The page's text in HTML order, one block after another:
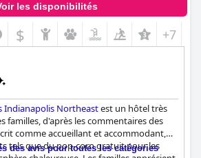
les disponibilités
$ +7
Indianapolis Northeastest un hôtel très
familles, d'après les commentaires des
comme accueillant et accommodant,
tels que du pop-corn gratuit pour les
des avis pour toutes les catégories